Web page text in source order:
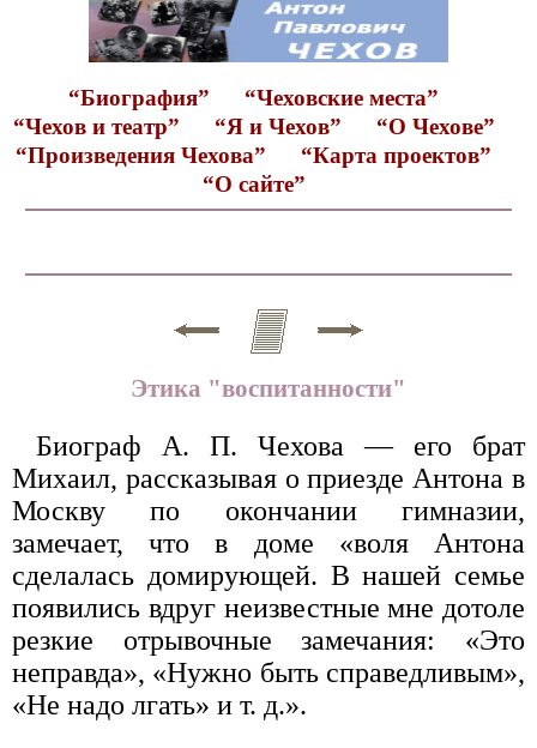
“Биография”
“Чеховские места”
“Чехов и театр”
“Я и Чехов”
“О Чехове”
“Произведения Чехова”
“Карта проектов”
“О сайте”
Этика "воспитанности"
Биограф А. П. Чехова — его брат
Михаил, рассказывая о приезде Антона в
Москву по окончании гимназии,
замечает, что в доме «воля Антона
сделалась домирующей. В нашей семье
появились вдруг неизвестные мне дотоле
резкие отрывочные замечания: «Это
неправда», «Нужно быть справедливым»,
«Не надо лгать» и т. д.».